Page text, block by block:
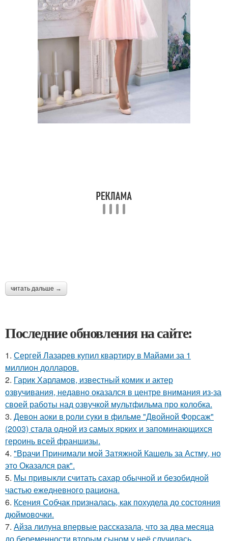
читать дальше →
Последние обновления на сайте:
1. Сергей Лазарев купил квартиру в Майами за 1
миллион долларов.
2. Гарик Харламов, известный комик и актер
озвучивания, недавно оказался в центре внимания из-за
своей работы над озвучкой мультфильма про колобка.
3. Девон аоки в роли суки в фильме "Двойной Форсаж"
(2003) стала одной из самых ярких и запоминающихся
героинь всей франшизы.
4. "Врачи Принимали мой Затяжной Кашель за Астму, но
это Оказался рак".
5. Мы привыкли считать сахар обычной и безобидной
частью ежедневного рациона.
6. Ксения Собчак призналась, как похудела до состояния
дюймовочки.
7. Айза лилуна впервые рассказала, что за два месяца